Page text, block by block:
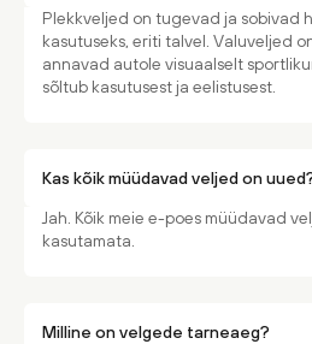
Plekkveljed on tugevad ja sobivad
kasutuseks, eriti talvel. Valuveljed
annavad autole visuaalselt
sõltub kasutusest ja eelistusest.
Kas kõik müüdavad veljed on
Jah. Kõik meie e-poes müüdavad
kasutamata.
Milline on velgede tarneaeg?